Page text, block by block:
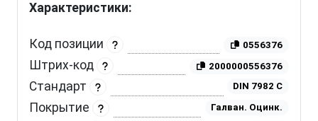
Характеристики:
Код позиции 0556376
Штрих-код 2000000556376
Стандарт DIN 7982 C
Покрытие Галван. Оцинк.